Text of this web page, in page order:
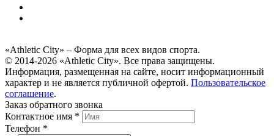
«Athletic City» – Форма для всех видов спорта.
© 2014-2026 «Athletic City». Все права защищены.
Информация, размещенная на сайте, носит информационный
характер и не является публичной офертой. Пользовательское
соглашение.
Заказ обратного звонка
Контактное имя *
Телефон *